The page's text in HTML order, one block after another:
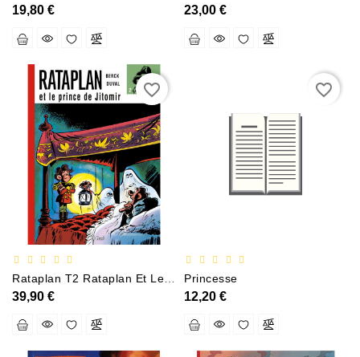
Sciences
Techniques
Tourisme
Voyages
Scolaire
Pratique
Loisirs
Contactez-
Nous
19,80 € 23,00 €
39,90 €
favorite_border
Princesse
12,20 €
favorite_border